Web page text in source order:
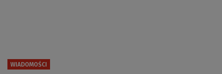
WIADOMOŚCI